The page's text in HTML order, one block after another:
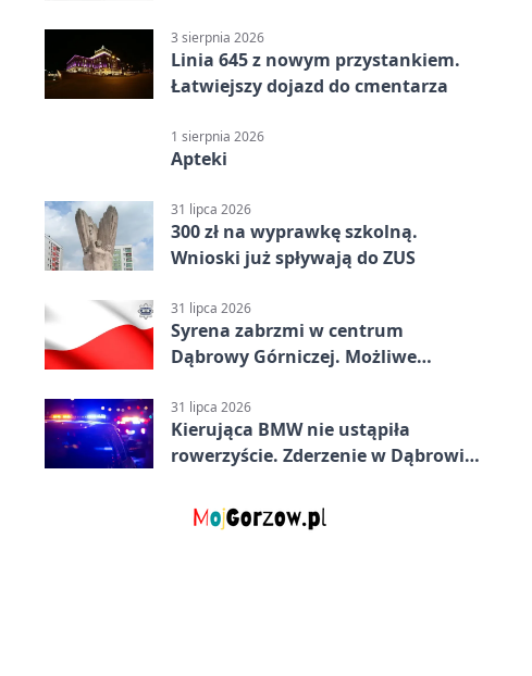
3 sierpnia 2026
Linia 645 z nowym przystankiem.
Łatwiejszy dojazd do cmentarza
1 sierpnia 2026
Apteki
31 lipca 2026
300 zł na wyprawkę szkolną.
Wnioski już spływają do ZUS
31 lipca 2026
Syrena zabrzmi w centrum
Dąbrowy Górniczej. Możliwe
31 lipca 2026
Kierująca BMW nie ustąpiła
rowerzyście. Zderzenie w Dąbrowie